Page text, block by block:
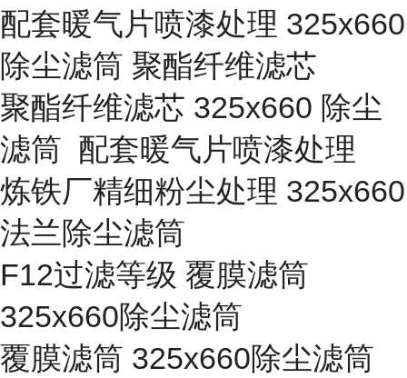
配套暖气片喷漆处理 325x660
除尘滤筒 聚酯纤维滤芯
聚酯纤维滤芯 325x660 除尘
滤筒 配套暖气片喷漆处理
炼铁厂精细粉尘处理 325x660
法兰除尘滤筒
F12过滤等级 覆膜滤筒
325x660除尘滤筒
覆膜滤筒 325x660除尘滤筒